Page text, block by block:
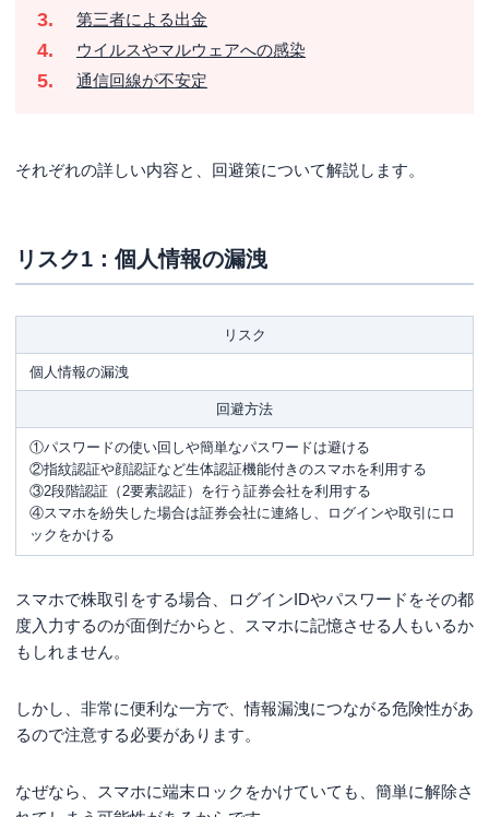
第三者による出金
ウイルスやマルウェアへの感染
通信回線が不安定
それぞれの詳しい内容と、回避策について解説します。
リスク1：個人情報の漏洩
リスク
個人情報の漏洩
回避方法
①パスワードの使い回しや簡単なパスワードは避ける
②指紋認証や顔認証など生体認証機能付きのスマホを利用する
③2段階認証（2要素認証）を行う証券会社を利用する
④スマホを紛失した場合は証券会社に連絡し、ログインや取引にロ
ックをかける
スマホで株取引をする場合、ログインIDやパスワードをその都
度入力するのが面倒だからと、スマホに記憶させる人もいるか
もしれません。
しかし、非常に便利な一方で、情報漏洩につながる危険性があ
るので注意する必要があります。
なぜなら、スマホに端末ロックをかけていても、簡単に解除さ